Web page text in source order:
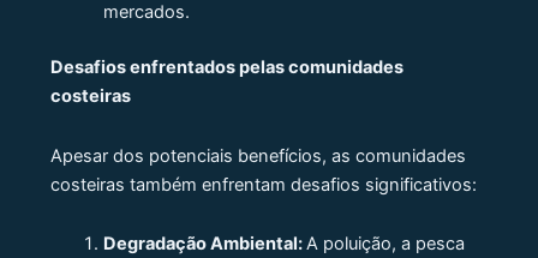
mercados.
Desafios enfrentados pelas comunidades
costeiras
Apesar dos potenciais benefícios, as comunidades
costeiras também enfrentam desafios significativos:
Degradação Ambiental:A poluição, a pesca